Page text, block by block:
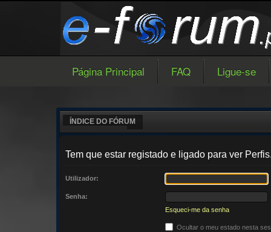
Página Principal FAQ Ligue-se
ÍNDICE DO FÓRUM
Tem que estar registado e ligado para ver
Utilizador:
Senha:
Esqueci-me da senha
Ocultar o meu estado nesta